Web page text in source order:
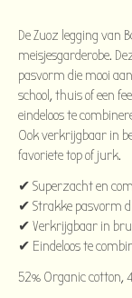
De Zuoz legging van
meisjesgarderobe.
pasvorm die mooi
school, thuis of een
eindeloos te
Ook verkrijgbaar in
favoriete top of jurk.
✔ Superzacht en
✔ Strakke pasvorm
✔ Verkrijgbaar in
✔ Eindeloos te
52% Organic cotton,